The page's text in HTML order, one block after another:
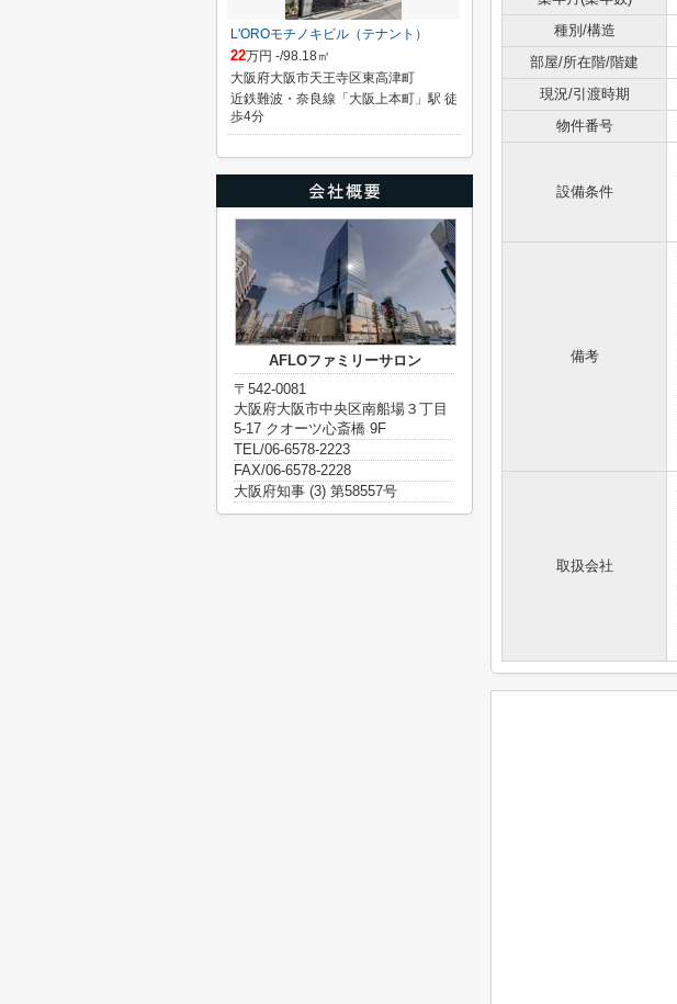
種別/構造
部屋/所在階/階建
現況/引渡時期
物件番号
設備条件
備考
取扱会社
L'OROモチノキビル（テナント）
22万円 -/98.18㎡
大阪府大阪市天王寺区東高津町
近鉄難波・奈良線「大阪上本町」駅 徒
歩4分
AFLOファミリーサロン
〒542-0081
大阪府大阪市中央区南船場３丁目
5-17 クオーツ心斎橋 9F
TEL/06-6578-2223
FAX/06-6578-2228
大阪府知事 (3) 第58557号